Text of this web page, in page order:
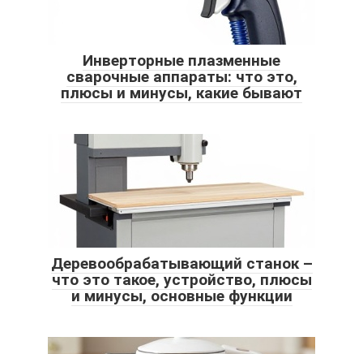
Инверторные плазменные
сварочные аппараты: что это,
плюсы и минусы, какие бывают
Деревообрабатывающий станок –
что это такое, устройство, плюсы
и минусы, основные функции